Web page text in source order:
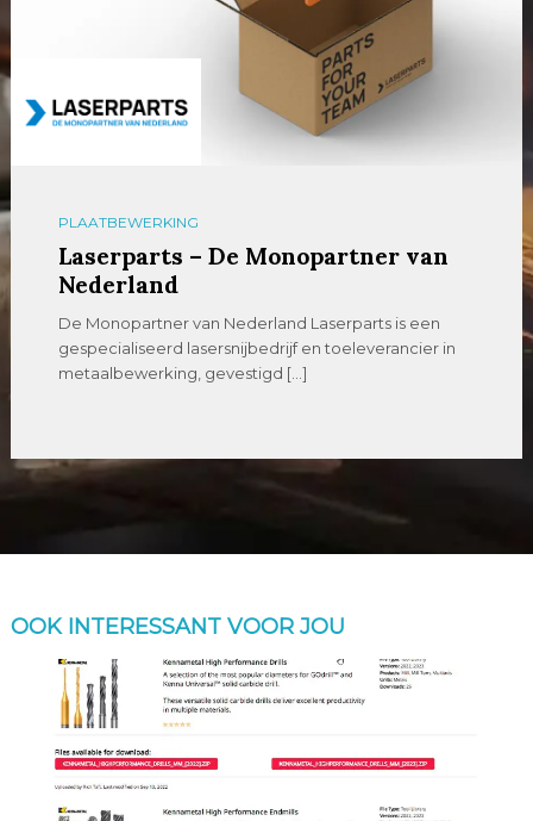
PLAATBEWERKING
Laserparts – De Monopartner van
Nederland
De Monopartner van Nederland Laserparts is een
gespecialiseerd lasersnijbedrijf en toeleverancier in
metaalbewerking, gevestigd […]
OOK INTERESSANT VOOR JOU